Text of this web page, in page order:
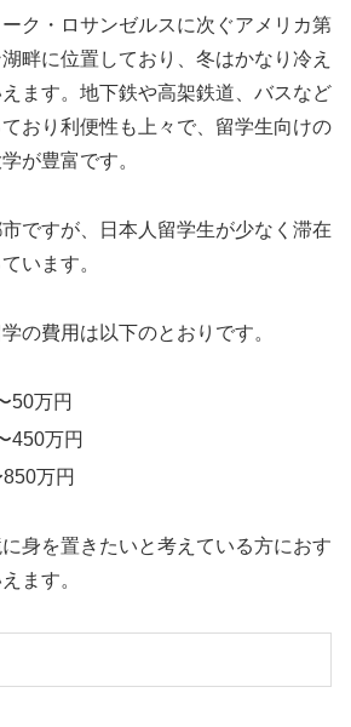
ク・ロサンゼルスに次ぐアメリカ第
畔に位置しており、冬はかなり冷え
ます。地下鉄や高架鉄道、バスなど
おり利便性も上々で、留学生向けの
が豊富です。
ですが、日本人留学生が少なく滞在
います。
の費用は以下のとおりです。
50万円
450万円
万円
身を置きたいと考えている方におす
ます。